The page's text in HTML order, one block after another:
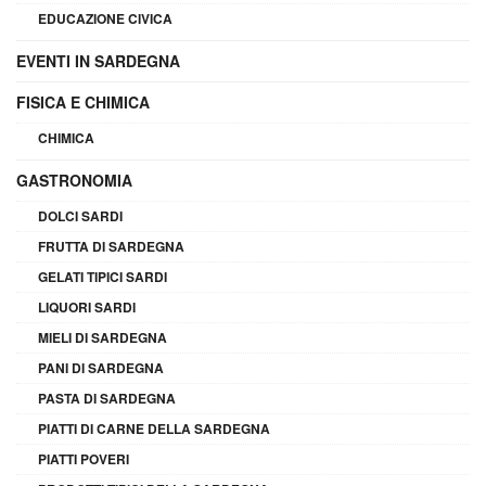
EDUCAZIONE CIVICA
EVENTI IN SARDEGNA
FISICA E CHIMICA
CHIMICA
GASTRONOMIA
DOLCI SARDI
FRUTTA DI SARDEGNA
GELATI TIPICI SARDI
LIQUORI SARDI
MIELI DI SARDEGNA
PANI DI SARDEGNA
PASTA DI SARDEGNA
PIATTI DI CARNE DELLA SARDEGNA
PIATTI POVERI